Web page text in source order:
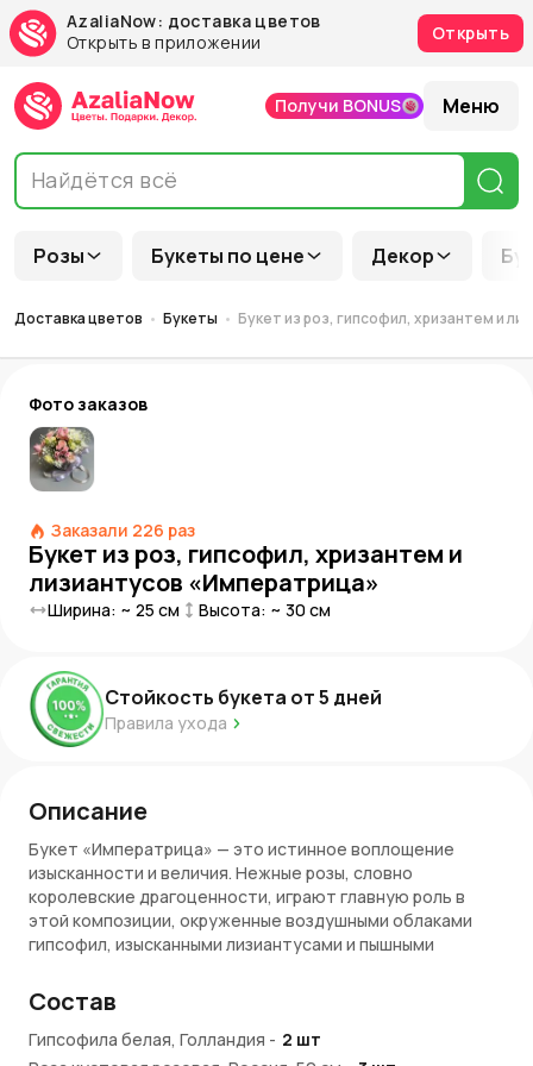
AzaliaNow: доставка цветов
Открыть в приложении
Открыть
Розы Букеты по цене Декор
Получи BONUS Меню
Доставка цветов Букеты Букет из роз, гипсофил, хризантем и
Фото заказов
Заказали 226 раз
Букет из роз, гипсофил, хризантем и
лизиантусов «Императрица»
Ширина: ~ 25 см Высота: ~ 30 см
Стойкость букета от5 дней
Правила ухода
Описание
Букет «Императрица» — это истинное воплощение
изысканности и величия. Нежные розы, словно
королевские драгоценности, играют главную роль в
этой композиции, окруженные воздушными облаками
гипсофил, изысканными лизиантусами и пышными
подчеркнуть элегантность и гармонию, делая букет
настоящим шедевром.
Его утонченная цветовая палитра создает сказочный
Состав
Гипсофила белая, Голландия - 2 шт